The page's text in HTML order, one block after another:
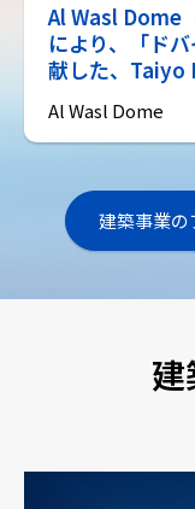
Al Wasl Dome
により、「ド
献した、Taiyo
Al Wasl Dome
建築事業の